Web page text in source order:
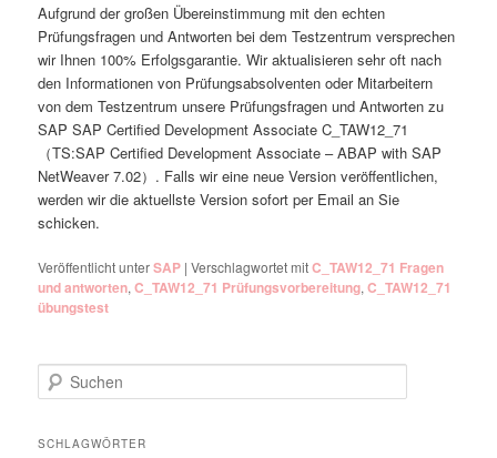
Aufgrund der großen Übereinstimmung mit den echten
Prüfungsfragen und Antworten bei dem Testzentrum versprechen
wir Ihnen 100% Erfolgsgarantie. Wir aktualisieren sehr oft nach
den Informationen von Prüfungsabsolventen oder Mitarbeitern
von dem Testzentrum unsere Prüfungsfragen und Antworten zu
SAP SAP Certified Development Associate C_TAW12_71
（TS:SAP Certified Development Associate – ABAP with SAP
NetWeaver 7.02）. Falls wir eine neue Version veröffentlichen,
werden wir die aktuellste Version sofort per Email an Sie
schicken.
Veröffentlicht unterSAP |Verschlagwortet mitC_TAW12_71 Fragen
und antworten,C_TAW12_71 Prüfungsvorbereitung,C_TAW12_71
übungstest
Suchen
SCHLAGWÖRTER